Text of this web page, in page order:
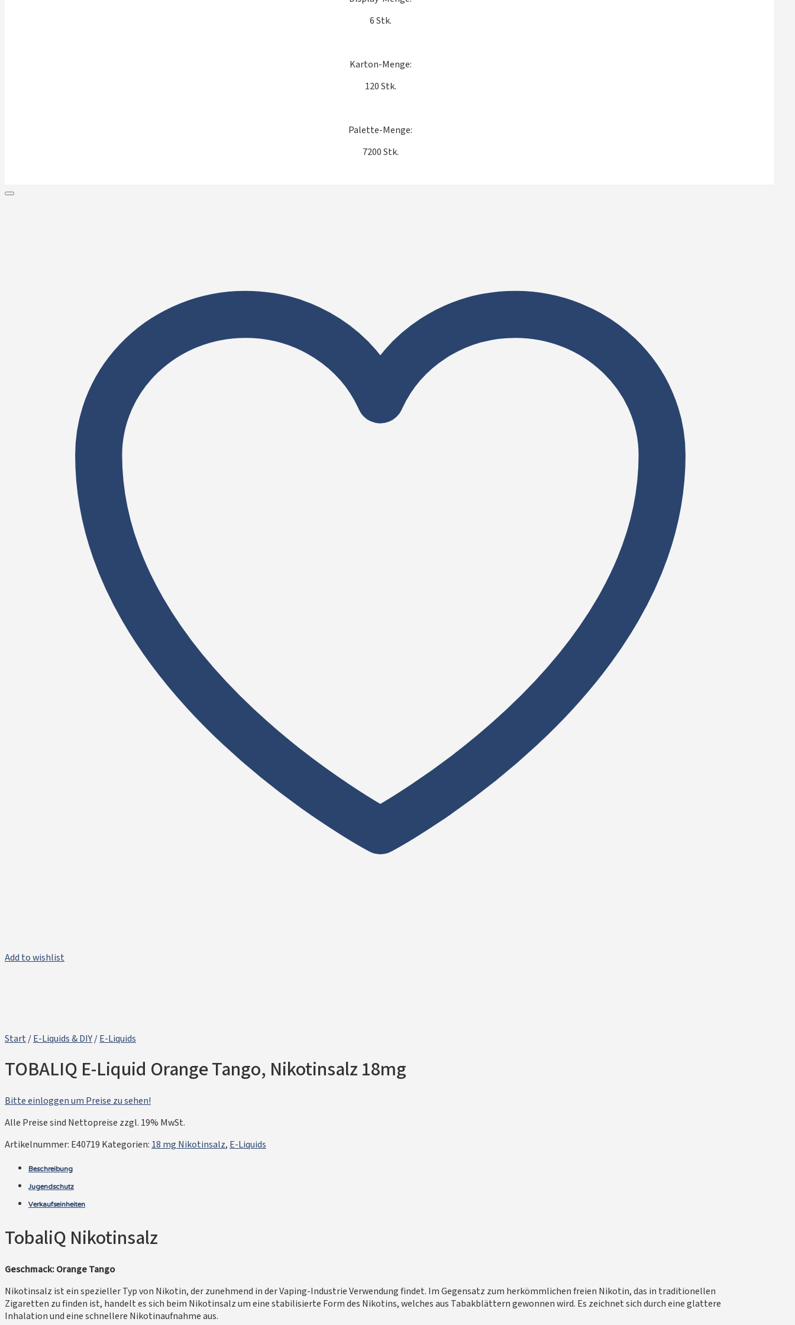
6 Stk.
Karton-Menge:
120 Stk.
Palette-Menge:
7200 Stk.
Add to wishlist
Start/E-Liquids & DIY/E-Liquids
TOBALIQ E-Liquid Orange Tango, Nikotinsalz 18mg
Bitte einloggen um Preise zu sehen!
Alle Preise sind Nettopreise zzgl. 19% MwSt.
Artikelnummer: E40719 Kategorien: 18 mg Nikotinsalz, E-Liquids
Beschreibung
Jugendschutz
Verkaufseinheiten
TobaliQ Nikotinsalz
Geschmack: Orange Tango
Nikotinsalz ist ein spezieller Typ von Nikotin, der zunehmend in der Vaping-Industrie Verwendung findet. Im Gegensatz zum herkömmlichen freien Nikotin, das in traditionellen
Zigaretten zu finden ist, handelt es sich beim Nikotinsalz um eine stabilisierte Form des Nikotins, welches aus Tabakblättern gewonnen wird. Es zeichnet sich durch eine glattere
Inhalation und eine schnellere Nikotinaufnahme aus.